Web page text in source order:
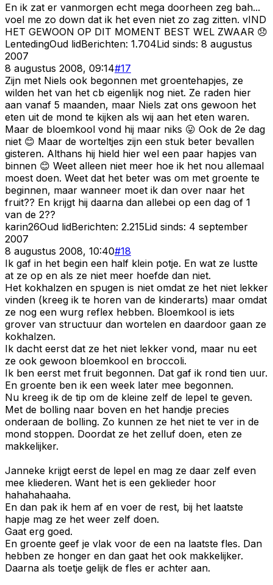
En ik zat er vanmorgen echt mega doorheen zeg bah...
voel me zo down dat ik het even niet zo zag zitten. vIND
HET GEWOON OP DIT MOMENT BEST WEL ZWAAR 😞
LentedingOud lidBerichten: 1.704Lid sinds: 8 augustus
2007
8 augustus 2008, 09:14#17
Zijn met Niels ook begonnen met groentehapjes, ze
wilden het van het cb eigenlijk nog niet. Ze raden hier
aan vanaf 5 maanden, maar Niels zat ons gewoon het
eten uit de mond te kijken als wij aan het eten waren.
Maar de bloemkool vond hij maar niks 😛 Ook de 2e dag
niet 😊 Maar de worteltjes zijn een stuk beter bevallen
gisteren. Althans hij hield hier wel een paar hapjes van
binnen 😊 Weet alleen niet meer hoe ik het nou allemaal
moest doen. Weet dat het beter was om met groente te
beginnen, maar wanneer moet ik dan over naar het
fruit?? En krijgt hij daarna dan allebei op een dag of 1
van de 2??
karin26Oud lidBerichten: 2.215Lid sinds: 4 september
2007
8 augustus 2008, 10:40#18
Ik gaf in het begin een half klein potje. En wat ze lustte
at ze op en als ze niet meer hoefde dan niet.
Het kokhalzen en spugen is niet omdat ze het niet lekker
vinden (kreeg ik te horen van de kinderarts) maar omdat
ze nog een wurg reflex hebben. Bloemkool is iets
grover van structuur dan wortelen en daardoor gaan ze
kokhalzen.
Ik dacht eerst dat ze het niet lekker vond, maar nu eet
ze ook gewoon bloemkool en broccoli.
Ik ben eerst met fruit begonnen. Dat gaf ik rond tien uur.
En groente ben ik een week later mee begonnen.
Nu kreeg ik de tip om de kleine zelf de lepel te geven.
Met de bolling naar boven en het handje precies
onderaan de bolling. Zo kunnen ze het niet te ver in de
mond stoppen. Doordat ze het zelluf doen, eten ze
makkelijker.
Janneke krijgt eerst de lepel en mag ze daar zelf even
mee kliederen. Want het is een geklieder hoor
hahahahaaha.
En dan pak ik hem af en voer de rest, bij het laatste
hapje mag ze het weer zelf doen.
Gaat erg goed.
En groente geef je vlak voor de een na laatste fles. Dan
hebben ze honger en dan gaat het ook makkelijker.
Daarna als toetje gelijk de fles er achter aan.